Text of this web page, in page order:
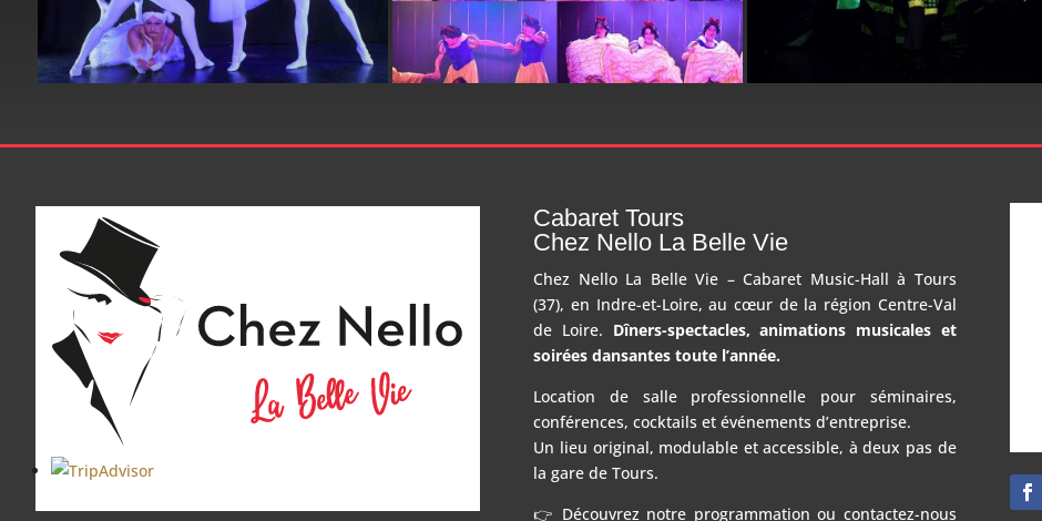
Cabaret Tours
Chez Nello La Belle Vie
Chez Nello La Belle Vie – Cabaret Music-Hall à Tours
(37), en Indre-et-Loire, au cœur de la région Centre-Val
de Loire. Dîners-spectacles, animations musicales et
soirées dansantes toute l’année.
Location de salle professionnelle pour séminaires,
conférences, cocktails et événements d’entreprise.
Un lieu original, modulable et accessible, à deux pas de
la gare de Tours.
👉 Découvrez notre programmation ou contactez-nous